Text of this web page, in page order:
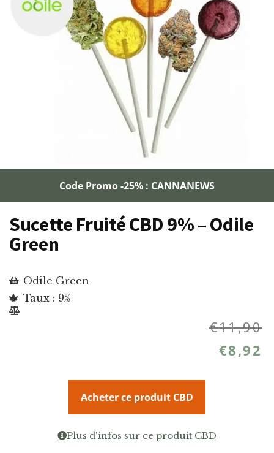
Code Promo -25% : CANNANEWS
Sucette Fruité CBD 9% – Odile
Green
Odile Green
Taux : 9%
€11,90
€8,92
Acheter ce produit CBD
Plus d'infos sur ce produit CBD